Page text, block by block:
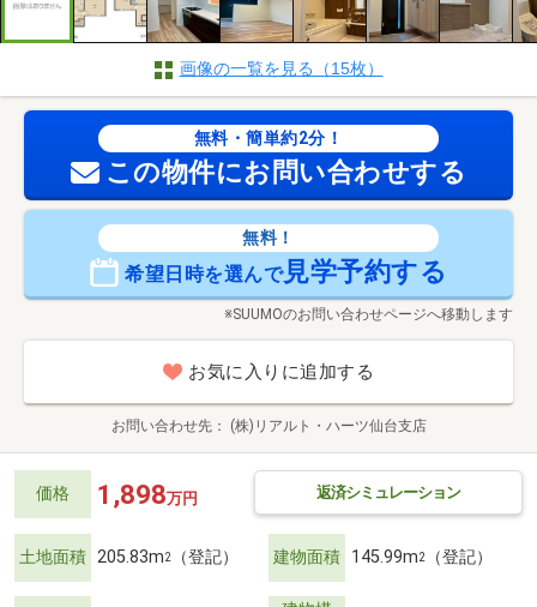
画像の一覧を見る（15枚）
無料・簡単約2分！
この物件にお問い合わせする
無料！
希望日時を選んで見学予約する
※SUUMOのお問い合わせページへ移動します
お気に入りに追加する
お問い合わせ先 (株)リアルト・ハーツ仙台支店
価格 返済シミュレーション
1,898万円
土地面積 205.83m2 （登記） 建物面積 145.99m2 （登記）